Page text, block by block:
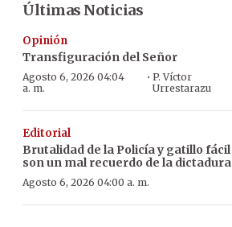
Últimas Noticias
Opinión
Transfiguración del Señor
Agosto 6, 2026 04:04
a. m.
· P. Víctor
Urrestarazu
Editorial
Brutalidad de la Policía y gatillo fácil
son un mal recuerdo de la dictadura
Agosto 6, 2026 04:00 a. m.